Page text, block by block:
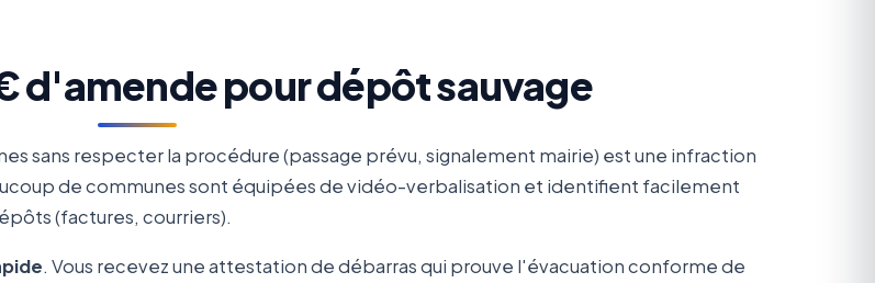
d'amende pour dépôt sauvage
sans respecter la procédure (passage prévu, signalement mairie) est une infraction
de communes sont équipées de vidéo-verbalisation et identifient facilement
(factures, courriers).
. Vous recevez une attestation de débarras qui prouve l'évacuation conforme de